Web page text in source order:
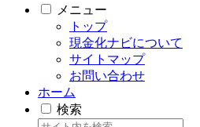
メニュー
トップ
現金化ナビについて
サイトマップ
お問い合わせ
ホーム
検索